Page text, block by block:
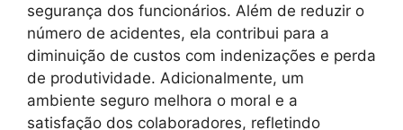
segurança dos funcionários. Além de reduzir o
número de acidentes, ela contribui para a
diminuição de custos com indenizações e perda
de produtividade. Adicionalmente, um
ambiente seguro melhora o moral e a
satisfação dos colaboradores, refletindo